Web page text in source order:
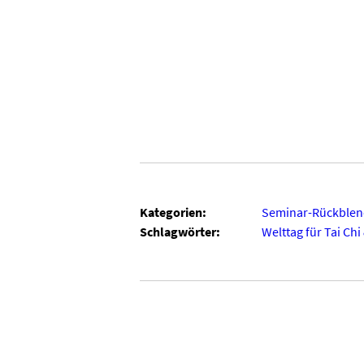
Kategorien:
Seminar-
Schlagwörter:
Welttag für Tai Chi